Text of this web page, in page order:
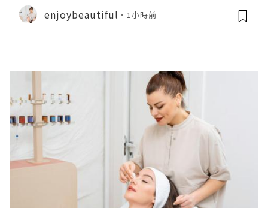
enjoybeautiful 1小時前